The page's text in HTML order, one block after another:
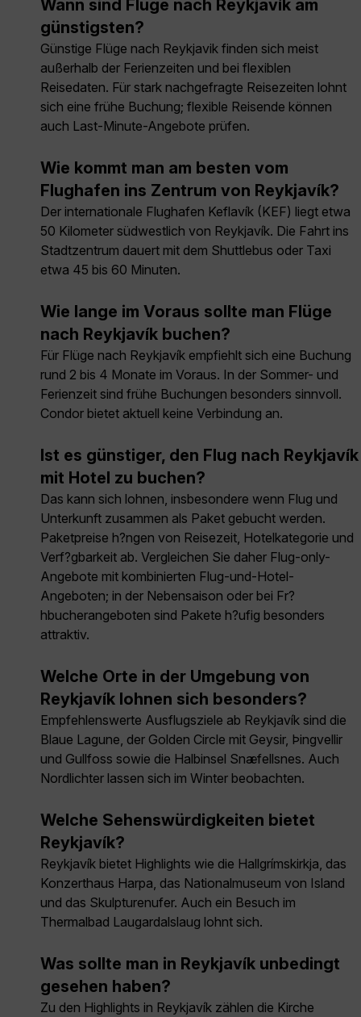
Wann sind Flüge nach Reykjavík am
günstigsten?
Günstige Flüge nach Reykjavik finden sich meist
außerhalb der Ferienzeiten und bei flexiblen
Reisedaten. Für stark nachgefragte Reisezeiten lohnt
sich eine frühe Buchung; flexible Reisende können
auch Last-Minute-Angebote prüfen.
Wie kommt man am besten vom
Flughafen ins Zentrum von Reykjavík?
Der internationale Flughafen Keflavík (KEF) liegt etwa
50 Kilometer südwestlich von Reykjavík. Die Fahrt ins
Stadtzentrum dauert mit dem Shuttlebus oder Taxi
etwa 45 bis 60 Minuten.
Wie lange im Voraus sollte man Flüge
nach Reykjavík buchen?
Für Flüge nach Reykjavík empfiehlt sich eine Buchung
rund 2 bis 4 Monate im Voraus. In der Sommer- und
Ferienzeit sind frühe Buchungen besonders sinnvoll.
Condor bietet aktuell keine Verbindung an.
Ist es günstiger, den Flug nach Reykjavík
mit Hotel zu buchen?
Das kann sich lohnen, insbesondere wenn Flug und
Unterkunft zusammen als Paket gebucht werden.
Paketpreise h?ngen von Reisezeit, Hotelkategorie und
Verf?gbarkeit ab. Vergleichen Sie daher Flug-only-
Angebote mit kombinierten Flug-und-Hotel-
Angeboten; in der Nebensaison oder bei Fr?
hbucherangeboten sind Pakete h?ufig besonders
attraktiv.
Welche Orte in der Umgebung von
Reykjavík lohnen sich besonders?
Empfehlenswerte Ausflugsziele ab Reykjavík sind die
Blaue Lagune, der Golden Circle mit Geysir, Þingvellir
und Gullfoss sowie die Halbinsel Snæfellsnes. Auch
Nordlichter lassen sich im Winter beobachten.
Welche Sehenswürdigkeiten bietet
Reykjavík?
Reykjavík bietet Highlights wie die Hallgrímskirkja, das
Konzerthaus Harpa, das Nationalmuseum von Island
und das Skulpturenufer. Auch ein Besuch im
Thermalbad Laugardalslaug lohnt sich.
Was sollte man in Reykjavík unbedingt
gesehen haben?
Zu den Highlights in Reykjavík zählen die Kirche